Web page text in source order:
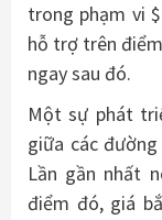
trong phạm vi
hỗ trợ trên
ngay sau đó.
Một sự phát
giữa các
Lần gần nhất
điểm đó, giá